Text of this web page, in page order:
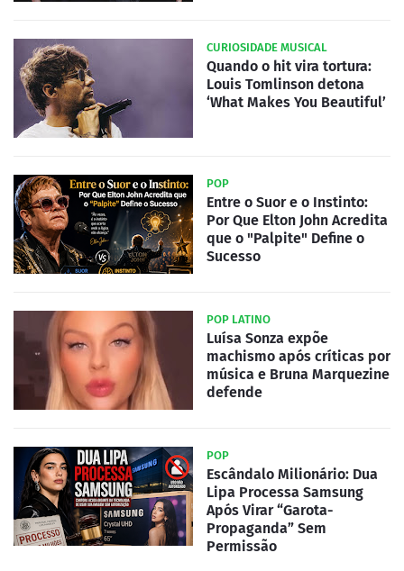
CURIOSIDADE MUSICAL
Quando o hit vira tortura:
Louis Tomlinson detona
‘What Makes You Beautiful’
POP
Entre o Suor e o Instinto:
Por Que Elton John Acredita
que o "Palpite" Define o
Sucesso
POP LATINO
Luísa Sonza expõe
machismo após críticas por
música e Bruna Marquezine
defende
POP
Escândalo Milionário: Dua
Lipa Processa Samsung
Após Virar “Garota-
Propaganda” Sem
Permissão